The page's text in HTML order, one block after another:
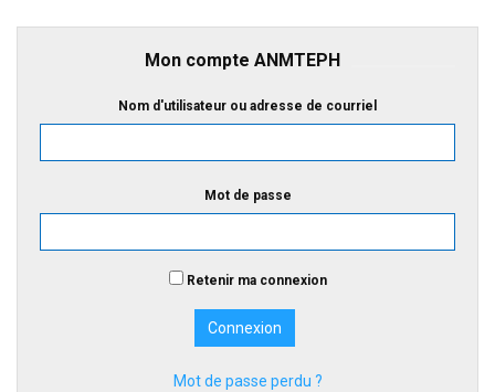
Mon compte ANMTEPH
Nom d'utilisateur ou adresse de courriel
Mot de passe
Retenir ma connexion
Mot de passe perdu ?